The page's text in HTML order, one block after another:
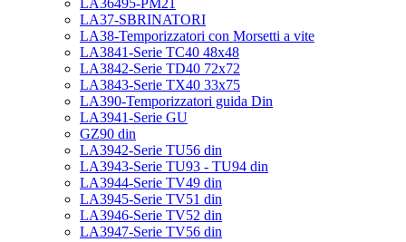
LA36495-PM21
LA37-SBRINATORI
LA38-Temporizzatori con Morsetti a vite
LA3841-Serie TC40 48x48
LA3842-Serie TD40 72x72
LA3843-Serie TX40 33x75
LA390-Temporizzatori guida Din
LA3941-Serie GU
GZ90 din
LA3942-Serie TU56 din
LA3943-Serie TU93 - TU94 din
LA3944-Serie TV49 din
LA3945-Serie TV51 din
LA3946-Serie TV52 din
LA3947-Serie TV56 din